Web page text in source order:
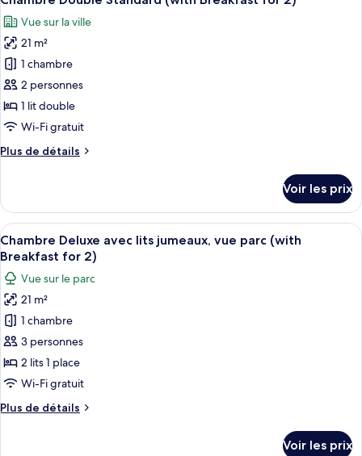
for
1)
Chambre
Double
Standard
(with
Breakfast
for
1)
toutes
les
photos
pour
ce
type
de
chambre :
Chambre
(with
Breakfast
for
2)
Vue sur la ville
21 m²
1 chambre
2 personnes
1 lit double
Wi-Fi gratuit
Plus de détails
Plus
le
type
de
chambre
Double
Standard
(with
Breakfast
for
Voir les prix
Afficher
toutes
les
photos
pour
ce
type
de
chambre :
Deluxe
Une table dressée avec divers
9
Chambre Deluxe avec lits jumeaux, vue parc (with
Breakfast for 2)
Vue sur le parc
21 m²
1 chambre
3 personnes
2 lits 1 place
Wi-Fi gratuit
Plus de détails
Plus
Voir les prix